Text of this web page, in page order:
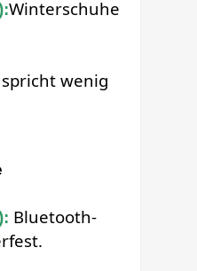
Winterschuhe
wenig
Bluetooth-